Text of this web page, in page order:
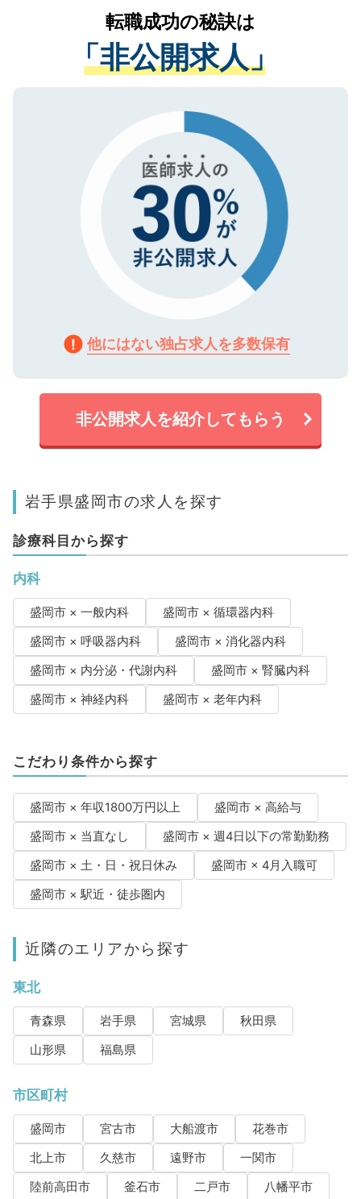
は、個人情報の取り扱いについての厳密な
管理基準を満たした事業者のみに付与され
る、プライバシーマークを取得済みです。
ご登録いただいた個人情報は、SSL（デー
で、機密保持に関してもご安心ください。
かがいして、現在の医療機関の状況や紹介
経験をまじえながら、適切なアドバイスを
させていただきます。すぐにご転職をされ
ない方には、長期的なサポートが可能です
ので、まずはご登録ください。
転職成功の秘訣は
「非公開求人」
他にはない独占求人を多数保有
非公開求人を紹介してもらう
岩手県盛岡市の求人を探す
診療科目から探す
内科
盛岡市 × 一般内科
盛岡市 × 循環器内科
盛岡市 × 呼吸器内科
盛岡市 × 消化器内科
盛岡市 × 内分泌・代謝内科
盛岡市 × 腎臓内科
盛岡市 × 神経内科
盛岡市 × 老年内科
こだわり条件から探す
盛岡市 × 年収1800万円以上
盛岡市 × 高給与
盛岡市 × 当直なし
盛岡市 × 週4日以下の常勤勤務
盛岡市 × 土・日・祝日休み
盛岡市 × 4月入職可
盛岡市 × 駅近・徒歩圏内
近隣のエリアから探す
東北
青森県 岩手県 宮城県
秋田県
山形県
福島県
市区町村
盛岡市 宮古市 大船渡市
花巻市
北上市
久慈市 遠野市
一関市
陸前高田市
釜石市 二戸市
八幡平市